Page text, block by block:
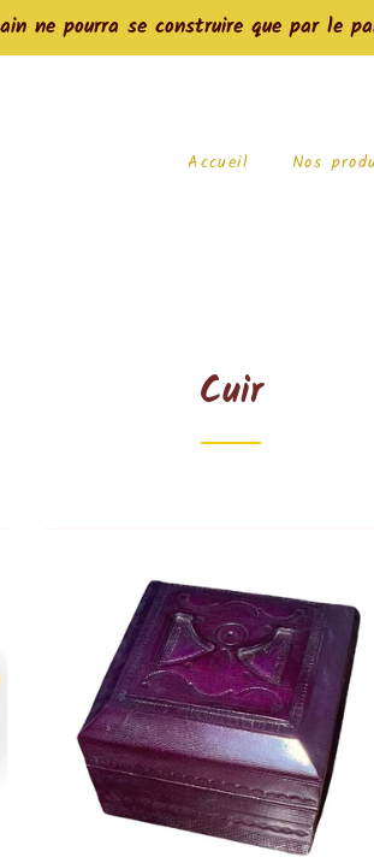
ne pourra se construire que par
Accueil Nos
Cuir